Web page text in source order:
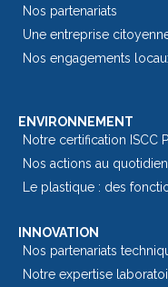
Nos partenariats
Une entreprise
Nos engagements
ENVIRONNEMENT
Notre certification ISCC
Nos actions au quotidien
Le plastique : des
INNOVATION
Nos partenariats
Notre expertise